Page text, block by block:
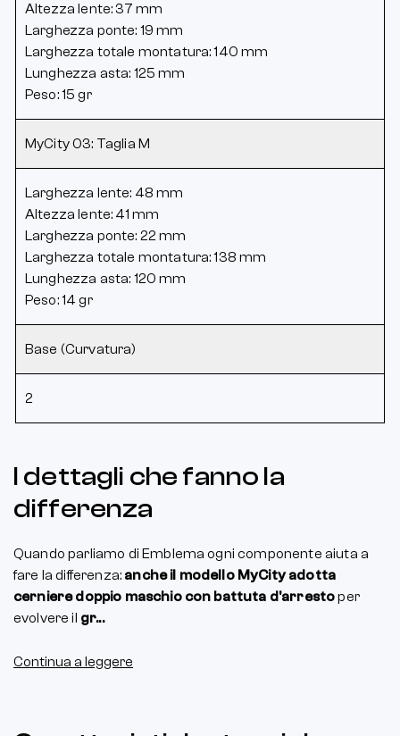
Altezza lente: 37 mm
Larghezza ponte: 19 mm
Larghezza totale montatura: 140 mm
Lunghezza asta: 125 mm
Peso: 15 gr
MyCity 03: Taglia M
Larghezza lente: 48 mm
Altezza lente: 41 mm
Larghezza ponte: 22 mm
Larghezza totale montatura: 138 mm
Lunghezza asta: 120 mm
Peso: 14 gr
Base (Curvatura)
2
I dettagli che fanno la
differenza
Quando parliamo di Emblema ogni componente aiuta a
fare la differenza: anche il modello MyCity adotta
cerniere doppio maschio con battuta d'arrestoper
evolvere il gr...
Continua a leggere